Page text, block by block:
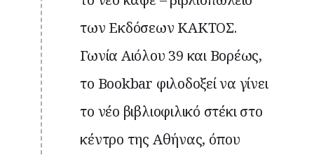
των Εκδόσεων ΚΑΚΤΟΣ.
Γωνία Αιόλου 39 και Βορέως,
το Bookbar φιλοδοξεί να γίνει
το νέο βιβλιοφιλικό στέκι στο
κέντρο της Αθήνας, όπου